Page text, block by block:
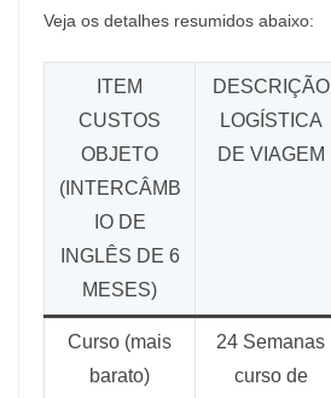
Veja os detalhes resumidos abaixo:
ITEM
CUSTOS
OBJETO
(INTERCÂMB
IO DE
INGLÊS DE 6
MESES)
DESCRIÇÃO
LOGÍSTICA
DE VIAGEM
Curso (mais
barato)
24 Semanas
curso de